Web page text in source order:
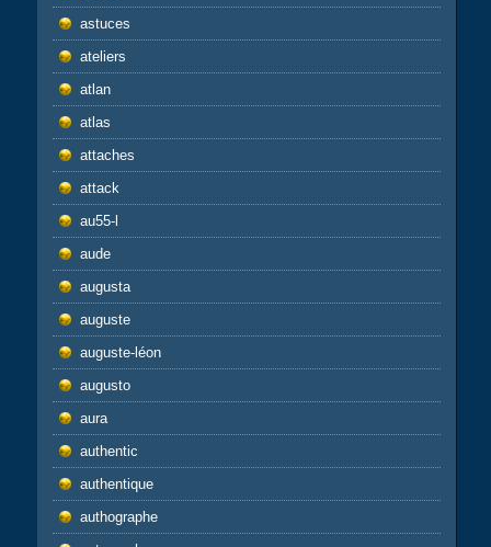
astuces
ateliers
atlan
atlas
attaches
attack
au55-l
aude
augusta
auguste
auguste-léon
augusto
aura
authentic
authentique
authographe